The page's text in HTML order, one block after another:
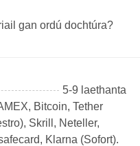
gan ordú dochtúra?
5-9 laethanta
Bitcoin, Tether
Skrill, Neteller,
Klarna (Sofort).